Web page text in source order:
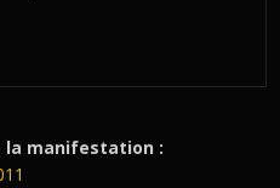
la manifestation :